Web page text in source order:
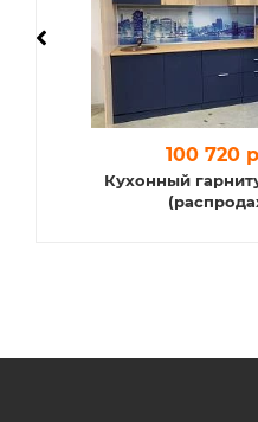
Кухонный
100 720